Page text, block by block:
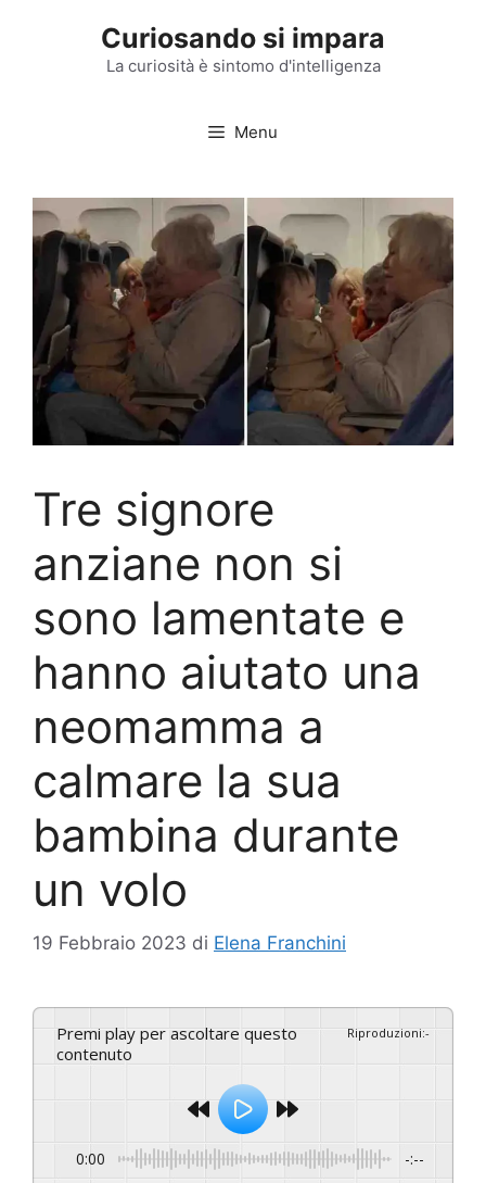
Curiosando si impara
La curiosità è sintomo d'intelligenza
Menu
Tre signore
anziane non si
sono lamentate e
hanno aiutato una
neomamma a
calmare la sua
bambina durante
un volo
19 Febbraio 2023 di Elena Franchini
Premi play per ascoltare questo
contenuto
Riproduzioni:-
0:00 -:--